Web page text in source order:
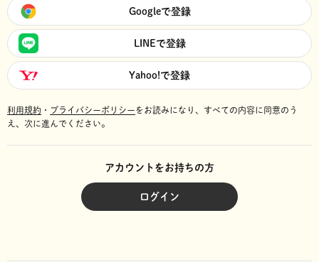
Googleで登録
LINEで登録
Yahoo!で登録
利用規約 ・ プライバシーポリシーをお読みになり、 すべての内容に同意のう
え、次に進んでください。
アカウントをお持ちの方
ログイン